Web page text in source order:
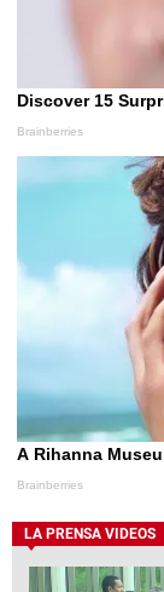
LA PRENSA VIDEOS